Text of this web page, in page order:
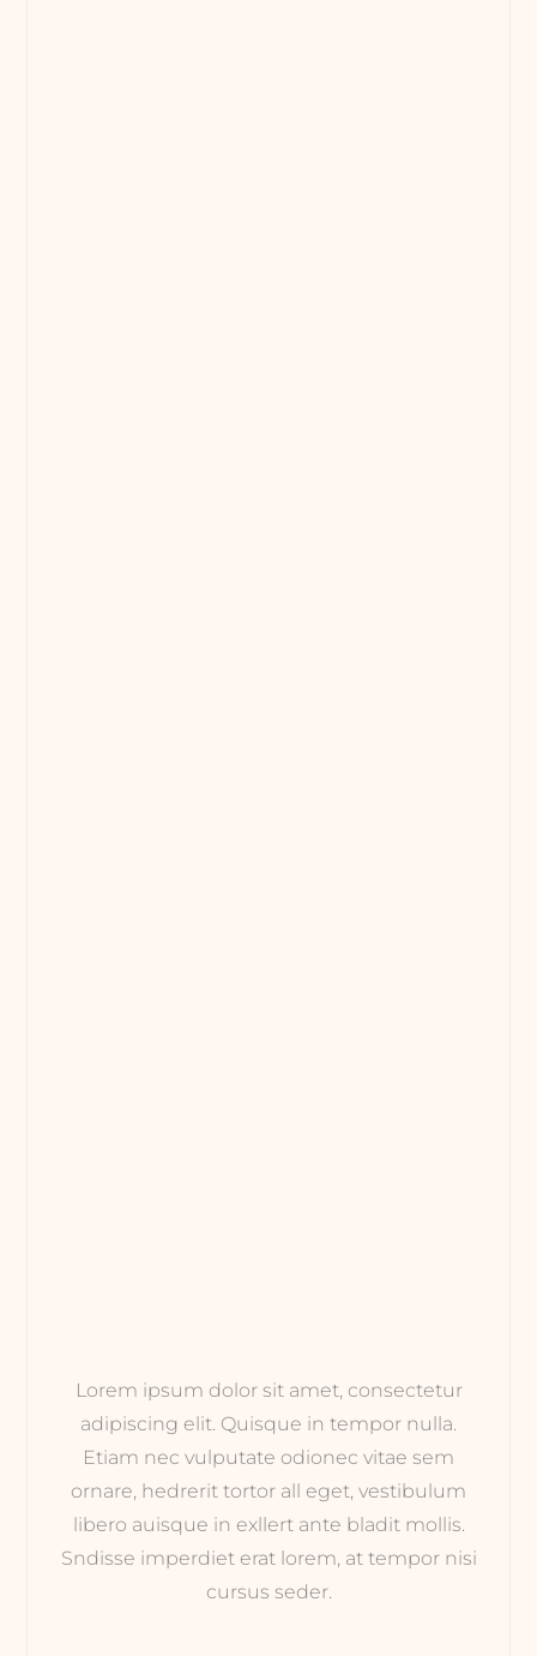
Lorem ipsum dolor sit amet, consectetur
adipiscing elit. Quisque in tempor nulla.
Etiam nec vulputate odionec vitae sem
ornare, hedrerit tortor all eget, vestibulum
libero auisque in exllert ante bladit mollis.
Sndisse imperdiet erat lorem, at tempor nisi
cursus seder.